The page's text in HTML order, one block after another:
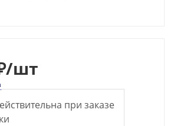
/шт
при заказе